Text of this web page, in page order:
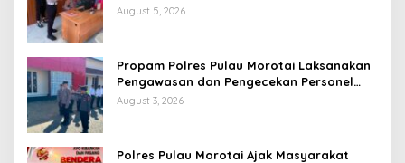
Pastikan Masyarakat Mendapat
August 5, 2026
Propam Polres Pulau Morotai Laksanakan
Pengawasan dan Pengecekan Personel
Saat Apel Serah Terima Piket Fungsi
August 3, 2026
Polres Pulau Morotai Ajak Masyarakat